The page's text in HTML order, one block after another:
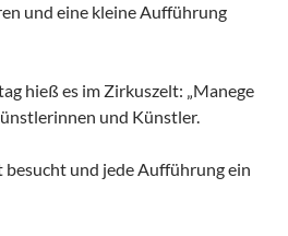
und eine kleine Aufführung
hieß es im Zirkuszelt: „Manege
und Künstler.
besucht und jede Aufführung ein